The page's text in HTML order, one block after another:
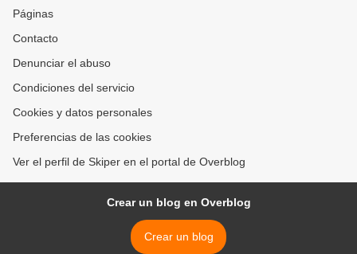
Páginas
Contacto
Denunciar el abuso
Condiciones del servicio
Cookies y datos personales
Preferencias de las cookies
Ver el perfil de Skiper en el portal de Overblog
Crear un blog en Overblog
Crear un blog